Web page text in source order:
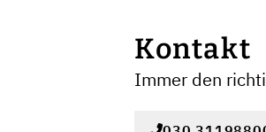
Kontakt
Immer den